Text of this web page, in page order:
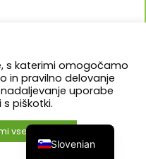
s katerimi omogočamo
in pravilno delovanje
uporabe
piškotki.
vse piškotke
Slovenian